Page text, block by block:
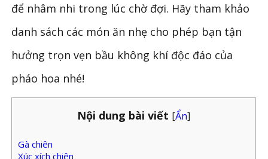
để nhâm nhi trong lúc chờ đợi. Hãy tham khảo
danh sách các món ăn nhẹ cho phép bạn tận
hưởng trọn vẹn bầu không khí độc đáo của
pháo hoa nhé!
Nội dung bài viết [Ẩn]
Gà chiên
Xúc xích chiên